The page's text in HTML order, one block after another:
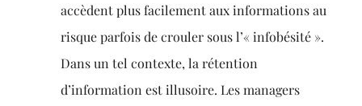
accèdent plus facilement aux informations au
risque parfois de crouler sous l’« infobésité ».
Dans un tel contexte, la rétention
d’information est illusoire. Les managers